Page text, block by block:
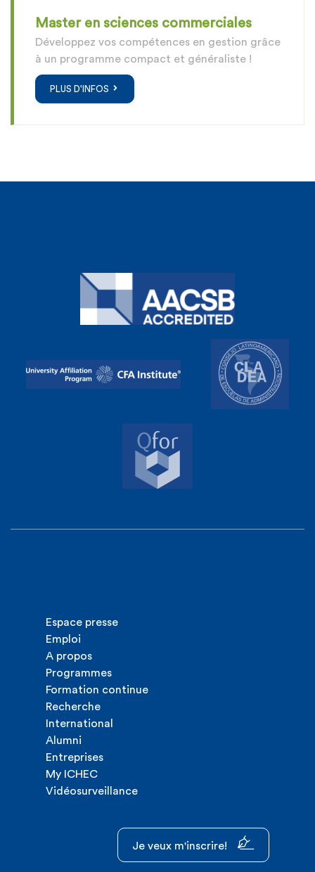
Master en sciences commerciales
Développez vos compétences en gestion grâce
à un programme compact et généraliste !
PLUS D'INFOS
Espace presse
Emploi
A propos
Programmes
Formation continue
Recherche
International
Alumni
Entreprises
My ICHEC
Vidéosurveillance
Je veux m'inscrire!